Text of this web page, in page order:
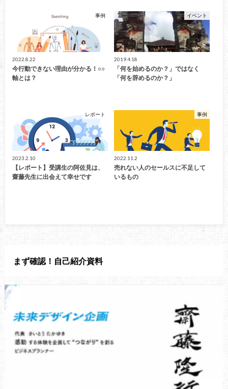
事例
2022.8.22
今行動できない理由が分かる！○○
軸とは？
イベント
2019.4.18
「何を始めるのか？」ではなく
「何を辞めるのか？」
レポート
2023.2.10
【レポート】受講生の阿佐見は、
齋藤先生に出会えて幸せです
事例
2022.11.2
売れない人のセールスに不足して
いるもの
まず確認！自己紹介資料